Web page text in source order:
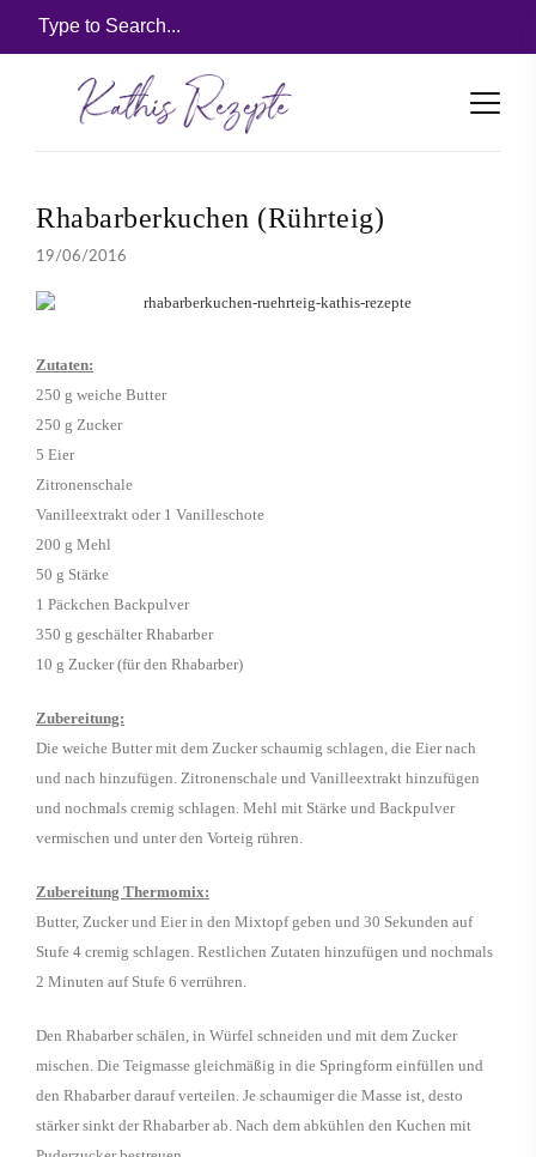
Rhabarberkuchen (Rührteig)
19/06/2016
Zutaten:
250 g weiche Butter
250 g Zucker
5 Eier
Zitronenschale
Vanilleextrakt oder 1 Vanilleschote
200 g Mehl
50 g Stärke
1 Päckchen Backpulver
350 g geschälter Rhabarber
10 g Zucker (für den Rhabarber)
Zubereitung:
Die weiche Butter mit dem Zucker schaumig schlagen, die Eier nach
und nach hinzufügen. Zitronenschale und Vanilleextrakt hinzufügen
und nochmals cremig schlagen. Mehl mit Stärke und Backpulver
vermischen und unter den Vorteig rühren.
Zubereitung Thermomix:
Butter, Zucker und Eier in den Mixtopf geben und 30 Sekunden auf
Stufe 4 cremig schlagen. Restlichen Zutaten hinzufügen und nochmals
2 Minuten auf Stufe 6 verrühren.
Den Rhabarber schälen, in Würfel schneiden und mit dem Zucker
mischen. Die Teigmasse gleichmäßig in die Springform einfüllen und
den Rhabarber darauf verteilen. Je schaumiger die Masse ist, desto
stärker sinkt der Rhabarber ab. Nach dem abkühlen den Kuchen mit